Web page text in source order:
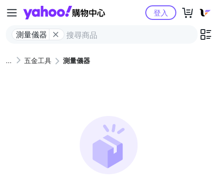
Yahoo購物中心
測量儀器
登入
五金工具 測量儀器